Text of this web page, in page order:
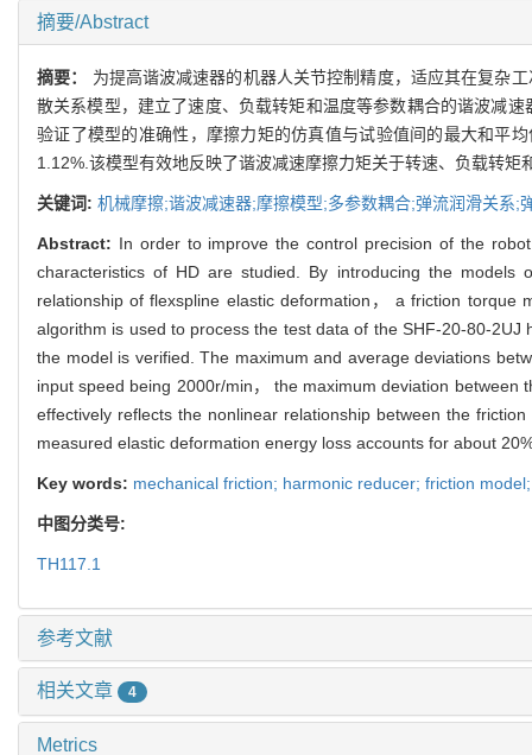
摘要/Abstract
摘要： 为提高谐波减速器的机器人关节控制精度，适应其在复杂
散关系模型，建立了速度、负载转矩和温度等参数耦合的谐波减
验证了模型的准确性，摩擦力矩的仿真值与试验值间的最大和平
1.12%.该模型有效地反映了谐波减速摩擦力矩关于转速、负载转
关键词: 机械摩擦;谐波减速器;摩擦模型;多参数耦合;弹流润滑关系;
Abstract: In order to improve the control precision of the
characteristics of HD are studied. By introducing the models
relationship of flexspline elastic deformation， a friction
algorithm is used to process the test data of the SHF-20-80-
the model is verified. The maximum and average deviations
input speed being 2000r/min， the maximum deviation
effectively reflects the nonlinear relationship between the
measured elastic deformation energy loss accounts for about
Key words: mechanical friction; harmonic reducer; friction
中图分类号:
TH117.1
参考文献
相关文章 4
Metrics